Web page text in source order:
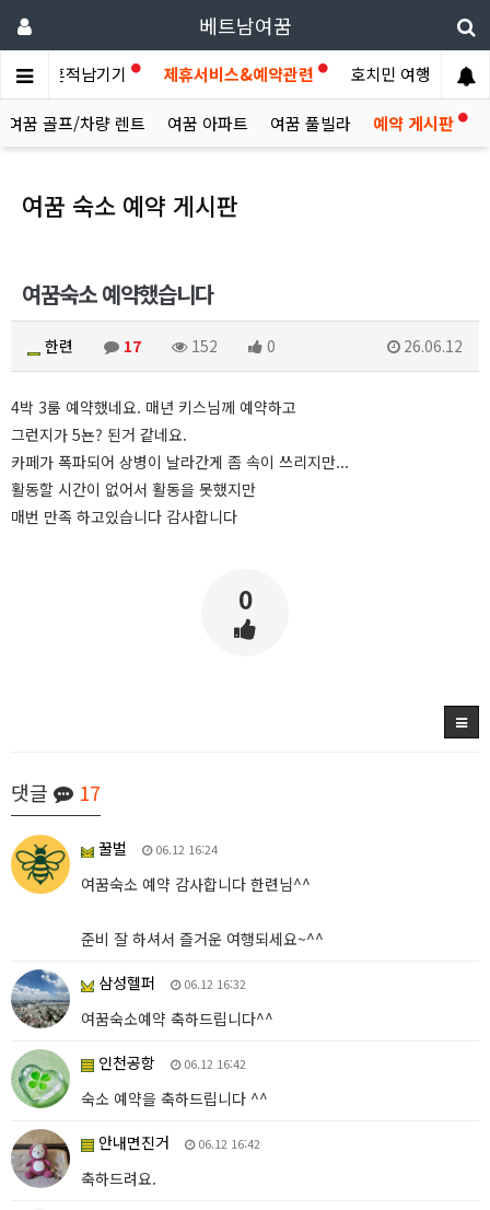
베트남여꿈
기 흔적남기기 제휴서비스&예약관련 호치민 여행후기
여꿈 골프/차량 렌트 여꿈 아파트 여꿈 풀빌라 예약 게시판
여꿈 숙소 예약 게시판
여꿈숙소 예약했습니다
한련 17 152 0 26.06.12
4박 3룸 예약했네요. 매년 키스님께 예약하고
그런지가 5뇬? 된거 같네요.
카페가 폭파되어 상병이 날라간게 좀 속이 쓰리지만...
활동할 시간이 없어서 활동을 못했지만
매번 만족 하고있습니다 감사합니다
0
댓글 17
꿀벌 06.12 16:24
여꿈숙소 예약 감사합니다 한련님^^
준비 잘 하셔서 즐거운 여행되세요~^^
삼성헬퍼
06.12 16:32
여꿈숙소예약 축하드립니다^^
인천공항
06.12 16:42
숙소 예약을 축하드립니다 ^^
안내면진거
06.12 16:42
축하드려요.